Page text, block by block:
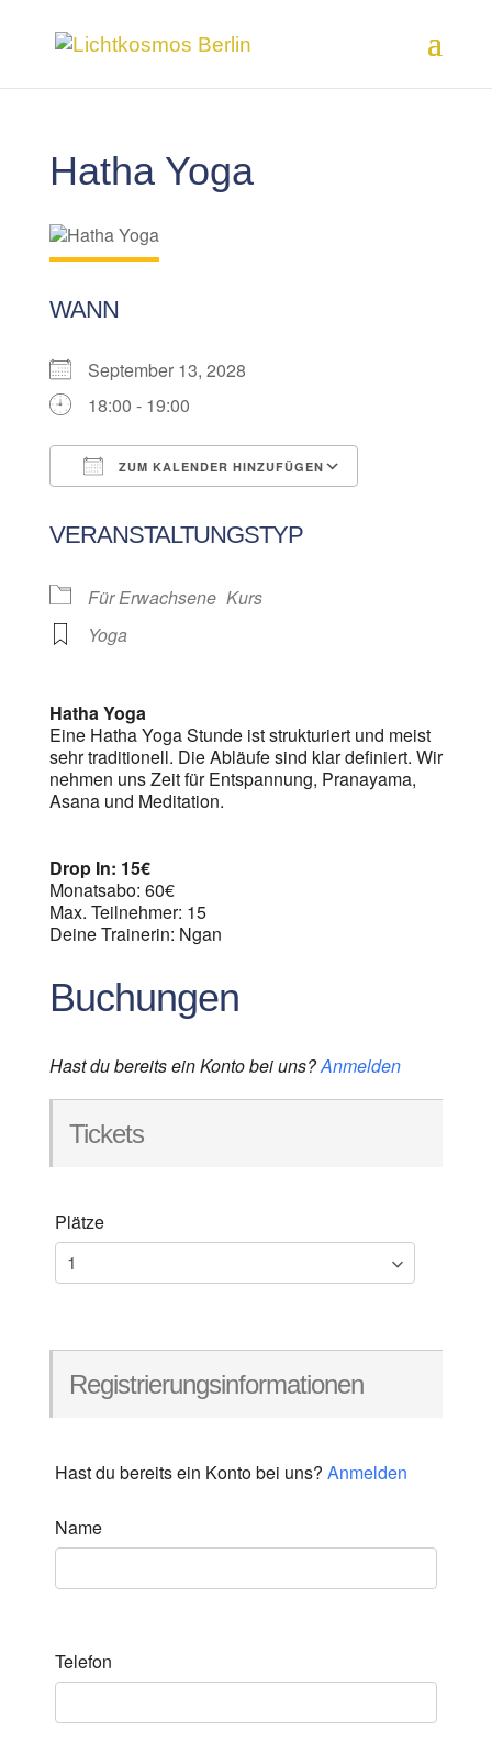
Hatha Yoga
WANN
September 13, 2028
18:00 - 19:00
ZUM KALENDER HINZUFÜGEN
VERANSTALTUNGSTYP
Für Erwachsene Kurs
Yoga
Hatha Yoga
Eine Hatha Yoga Stunde ist strukturiert und meist
sehr traditionell. Die Abläufe sind klar definiert. Wir
nehmen uns Zeit für Entspannung, Pranayama,
Asana und Meditation.
Drop In: 15€
Monatsabo: 60€
Max. Teilnehmer: 15
Deine Trainerin: Ngan
Buchungen
Hast du bereits ein Konto bei uns?Anmelden
Tickets
Plätze
Registrierungsinformationen
Hast du bereits ein Konto bei uns? Anmelden
Name
Telefon